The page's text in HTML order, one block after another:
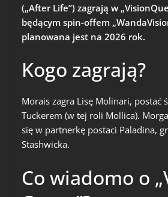
(„After Life”) zagrają w
będącym spin-offem
planowana jest na 2026 rok.
Kogo zagrają?
Morais zagra Lisę Molinari, postać
Tuckerem (w tej roli Mollica).
się w partnerkę postaci Paladina,
Stashwicka.
Co wiadomo o